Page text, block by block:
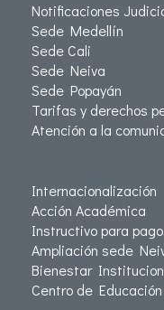
Notificaciones
Sede Medellín
Sede Cali
Sede Neiva
Sede Popayán
Tarifas y derechos
Atención a la
Internacionalización
Acción Académica
Instructivo para
Ampliación sede
Bienestar
Centro de